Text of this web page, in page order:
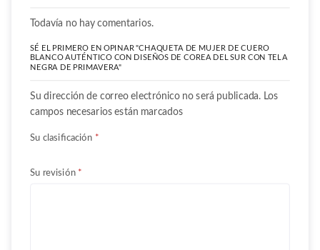
Todavía no hay comentarios.
SÉ EL PRIMERO EN OPINAR "CHAQUETA DE MUJER DE CUERO
BLANCO AUTÉNTICO CON DISEÑOS DE COREA DEL SUR CON TELA
NEGRA DE PRIMAVERA"
Su dirección de correo electrónico no será publicada. Los
campos necesarios están marcados
Su clasificación *
Su revisión *